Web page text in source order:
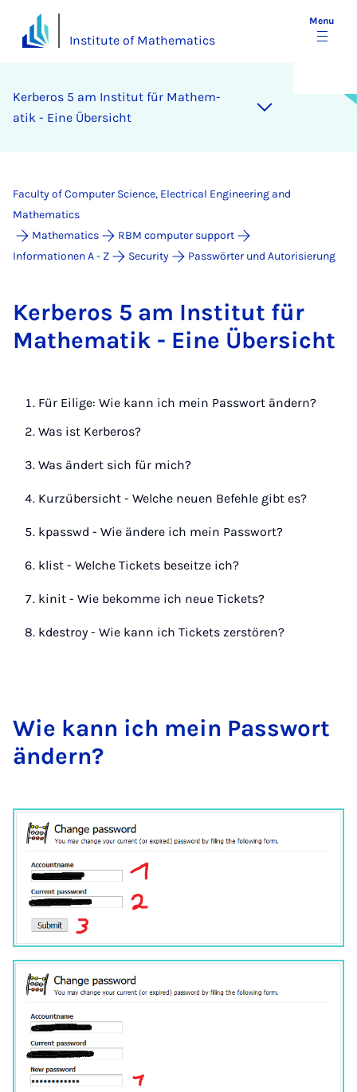
Institute of Mathematics
Menu
Ker­ber­os 5 am In­sti­tut für Math­em­
atik - Eine Über­sicht
Faculty of Computer Science, Electrical Engineering and
Mathematics
Mathematics
RBM computer support
Informationen A - Z
Security Passwörter und Autorisierung
Ker­ber­os 5 am In­sti­tut für
Math­em­atik - Eine Über­sicht
Für Eilige: Wie kann ich mein Passwort ändern?
Was ist Kerberos?
Was ändert sich für mich?
Kurzübersicht - Welche neuen Befehle gibt es?
kpasswd - Wie ändere ich mein Passwort?
klist - Welche Tickets beseitze ich?
kinit - Wie bekomme ich neue Tickets?
kdestroy - Wie kann ich Tickets zerstören?
Wie kann ich mein Pass­wort
ändern?